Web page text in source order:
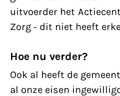
uitvoerder het
Zorg - dit niet heeft
Hoe nu verder?
Ook al heeft de
al onze eisen